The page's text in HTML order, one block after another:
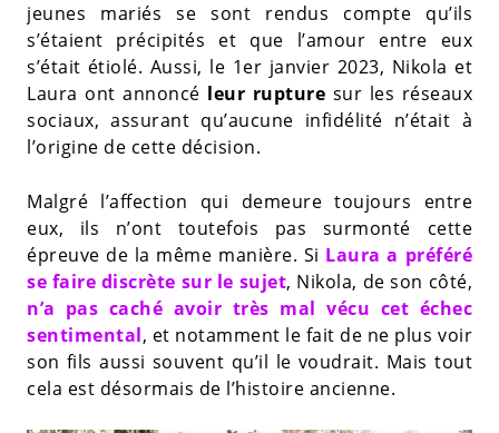
jeunes mariés se sont rendus compte qu’ils
s’étaient précipités et que l’amour entre eux
s’était étiolé. Aussi, le 1er janvier 2023, Nikola et
Laura ont annoncé leur rupture sur les réseaux
sociaux, assurant qu’aucune infidélité n’était à
l’origine de cette décision.
Malgré l’affection qui demeure toujours entre
eux, ils n’ont toutefois pas surmonté cette
épreuve de la même manière. Si Laura a préféré
se faire discrète sur le sujet, Nikola, de son côté,
n’a pas caché avoir très mal vécu cet échec
sentimental, et notamment le fait de ne plus voir
son fils aussi souvent qu’il le voudrait. Mais tout
cela est désormais de l’histoire ancienne.